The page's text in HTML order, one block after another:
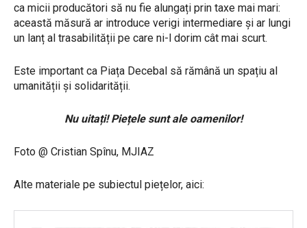
ca micii producători să nu fie alungați prin taxe mai mari:
această măsură ar introduce verigi intermediare și ar lungi
un lanț al trasabilității pe care ni-l dorim cât mai scurt.
Este important ca Piața Decebal să rămână un spațiu al
umanității și solidarității.
Nu uitați! Piețele sunt ale oamenilor!
Foto @ Cristian Spînu, MJIAZ
Alte materiale pe subiectul piețelor, aici: